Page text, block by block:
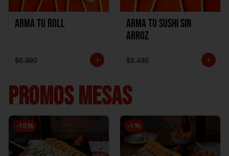
Arma Tu Roll
$6.990
Arma tu Sushi sin
Arroz
$8.490
PROMOS MESAS
-15% -1 %